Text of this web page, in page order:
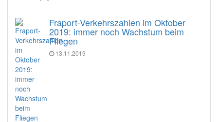
Fraport-Verkehrszahlen im Oktober
2019: immer noch Wachstum beim
Fliegen
13.11.2019